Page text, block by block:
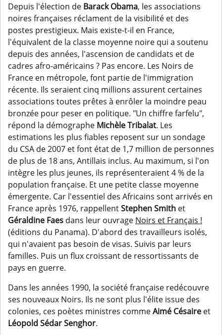
Depuis l'élection de Barack Obama, les associations
noires françaises réclament de la visibilité et des
postes prestigieux. Mais existe-t-il en France,
l'équivalent de la classe moyenne noire qui a soutenu
depuis des années, l'ascension de candidats et de
cadres afro-américains ? Pas encore. Les Noirs de
France en métropole, font partie de l'immigration
récente. Ils seraient cinq millions assurent certaines
associations toutes prêtes à enrôler la moindre peau
bronzée pour peser en politique. "Un chiffre farfelu",
répond la démographe Michèle Tribalat. Les
estimations les plus fiables reposent sur un sondage
du CSA de 2007 et font état de 1,7 million de personnes
de plus de 18 ans, Antillais inclus. Au maximum, si l'on
intègre les plus jeunes, ils représenteraient 4 % de la
population française. Et une petite classe moyenne
émergente. Car l'essentiel des Africains sont arrivés en
France après 1976, rappellentStephen Smith et
Géraldine Faes dans leur ouvrage Noirs et Français !
(éditions du Panama). D'abord des travailleurs isolés,
qui n'avaient pas besoin de visas. Suivis par leurs
familles. Puis un flux croissant de ressortissants de
pays en guerre.
Dans les années 1990, la société française redécouvre
ses nouveaux Noirs. Ils ne sont plus l'élite issue des
colonies, ces poètes ministres commeAimé Césaire et
Léopold Sédar Senghor.